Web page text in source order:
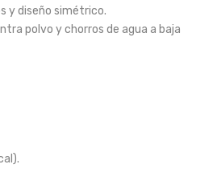
y diseño simétrico.
polvo y chorros de agua a baja